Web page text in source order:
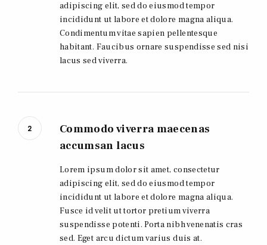
adipiscing elit, sed do eiusmod tempor
incididunt ut labore et dolore magna aliqua.
Condimentum vitae sapien pellentesque
habitant. Faucibus ornare suspendisse sed nisi
lacus sed viverra.
2
Commodo viverra maecenas
accumsan lacus
Lorem ipsum dolor sit amet, consectetur
adipiscing elit, sed do eiusmod tempor
incididunt ut labore et dolore magna aliqua.
Fusce id velit ut tortor pretium viverra
suspendisse potenti. Porta nibh venenatis cras
sed. Eget arcu dictum varius duis at.